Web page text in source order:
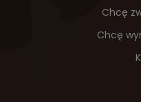
Chcę
Chcę